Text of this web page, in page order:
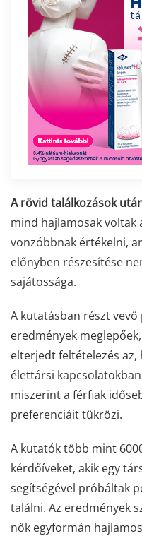
A rövid találkozások
mind hajlamosak
vonzóbbnak értékelni,
előnyben részesítése
sajátossága.
A kutatásban részt
eredmények
elterjedt feltételezés az,
élettársi
miszerint a férfiak
preferenciáit tükrözi.
A kutatók több mint
kérdőíveket, akik egy
segítségével próbáltak
találni. Az eredmények
nők egyformán